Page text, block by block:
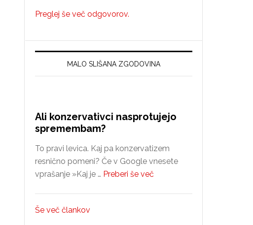
Preglej še več odgovorov.
MALO SLIŠANA ZGODOVINA
Ali konzervativci nasprotujejo
spremembam?
To pravi levica. Kaj pa konzervatizem
resnično pomeni? Če v Google vnesete
vprašanje »Kaj je … Preberi še več
Še več člankov